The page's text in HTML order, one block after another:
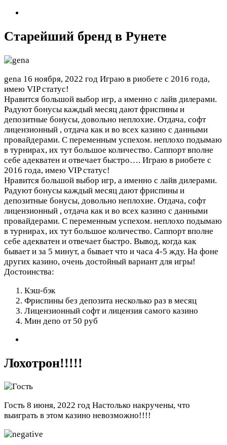
Старейший бренд в Рунете
gena 16 ноября, 2022 год Играю в риобете с 2016 года,
имею VIP статус!
Нравится большой выбор игр, а именно с лайв дилерами.
Радуют бонусы каждый месяц дают фриспины и
депозитные бонусы, довольно неплохие. Отдача, софт
лицензионный , отдача как и во всех казино с данными
провайдерами. С переменным успехом. неплохо подымаю
в турнирах, их тут большое количество. Саппорт вполне
себе адекватен и отвечает быстро…. Играю в риобете с
2016 года, имею VIP статус!
Нравится большой выбор игр, а именно с лайв дилерами.
Радуют бонусы каждый месяц дают фриспины и
депозитные бонусы, довольно неплохие. Отдача, софт
лицензионный , отдача как и во всех казино с данными
провайдерами. С переменным успехом. неплохо подымаю
в турнирах, их тут большое количество. Саппорт вполне
себе адекватен и отвечает быстро. Вывод, когда как
бывает и за 5 минут, а бывает что и часа 4-5 жду. На фоне
других казино, очень достойный вариант для игры!
Достоинства:
Кэш-бэк
Фриспины без депозита несколько раз в месяц
Лицензионный софт и лицензия самого казино
Мин депо от 50 руб
Лохотрон!!!!!
Гость 8 июня, 2022 год Настолько накручены, что
выиграть в этом казино невозможно!!!!